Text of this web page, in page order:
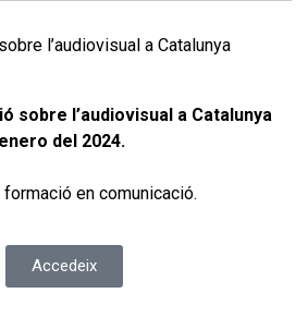
l’audiovisual a Catalunya
sobre l’audiovisual a Catalunya
del 2024.
formació en comunicació.
Accedeix